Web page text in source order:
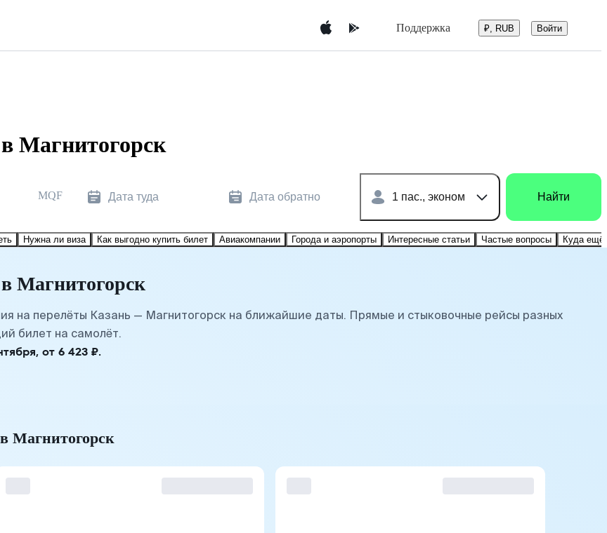
Поддержка ₽, RUB Войти
Магнитогорск
MQF Дата туда Дата обратно 1 пас., эконом Найти
Нужна ли виза Как выгодно купить билет Авиакомпании Города и аэропорты Интересные статьи Частые вопросы Куда ещё
Магнитогорск
на перелёты Казань — Магнитогорск на ближайшие даты. Прямые и стыковочные рейсы разных
билет на самолёт.
от 6 423 ₽.
Магнитогорск